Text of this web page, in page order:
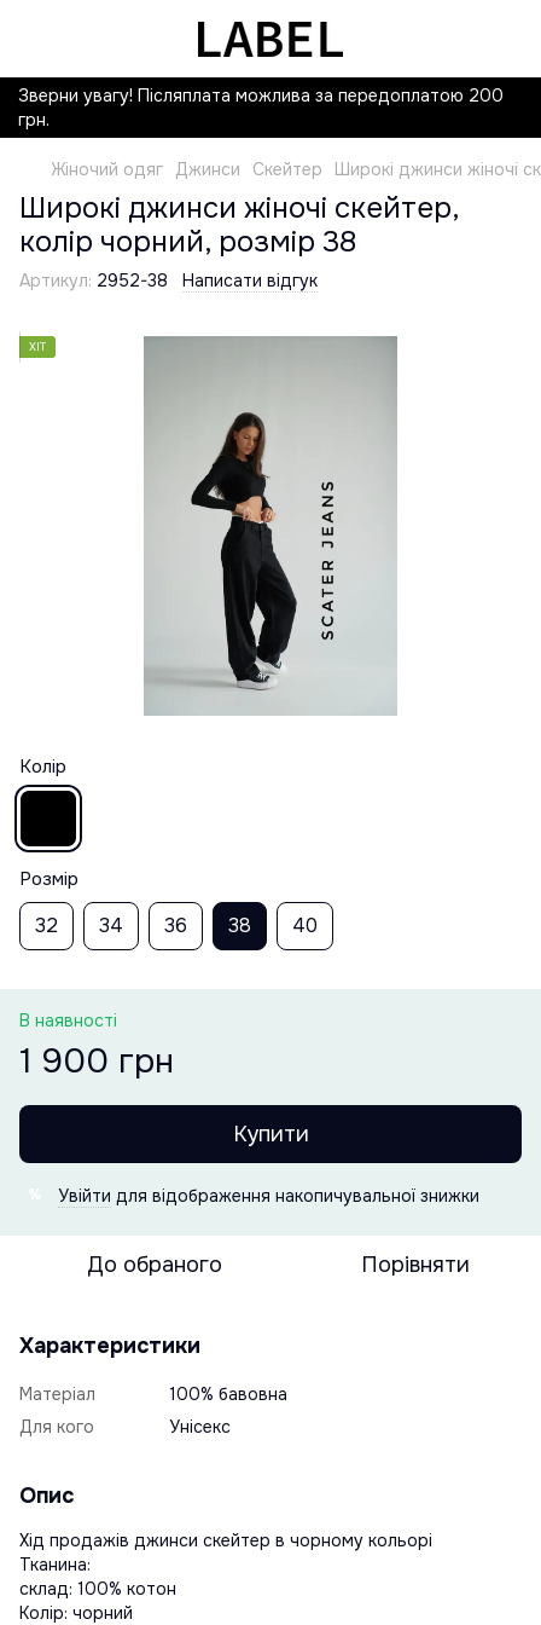
Зверни увагу! Післяплата можлива за передоплатою 200
грн.
Жіночий одяг Джинси Скейтер Широкі джинси жіночі
Широкі джинси жіночі скейтер,
колір чорний, розмір 38
Артикул: 2952-38 Написати відгук
ХІТ
Колір
Розмір
32 34 36 38 40
В наявності
1 900 грн
Купити
Увійти для відображення накопичувальної знижки
До обраного Порівняти
Характеристики
Матеріал
100% бавовна
Для кого
Унісекс
Опис
Хід продажів джинси скейтер в чорному кольорі
Тканина:
склад: 100% котон
Колір: чорний